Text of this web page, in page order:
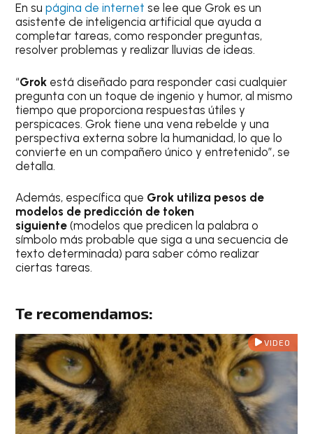
En supágina de internet se lee que Grok es un
asistente de inteligencia artificial que ayuda a
completar tareas, como responder preguntas,
resolver problemas y realizar lluvias de ideas.
“Grok está diseñado para responder casi cualquier
pregunta con un toque de ingenio y humor, al mismo
tiempo que proporciona respuestas útiles y
perspicaces. Grok tiene una vena rebelde y una
perspectiva externa sobre la humanidad, lo que lo
convierte en un compañero único y entretenido”, se
detalla.
Además, específica que Grok utiliza pesos de
modelos de predicción de token
siguiente (modelos que predicen la palabra o
símbolo más probable que siga a una secuencia de
texto determinada) para saber cómo realizar
ciertas tareas.
Te recomendamos:
VIDEO